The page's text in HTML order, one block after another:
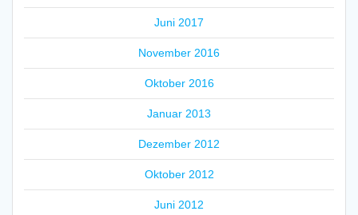
Juni 2017
November 2016
Oktober 2016
Januar 2013
Dezember 2012
Oktober 2012
Juni 2012